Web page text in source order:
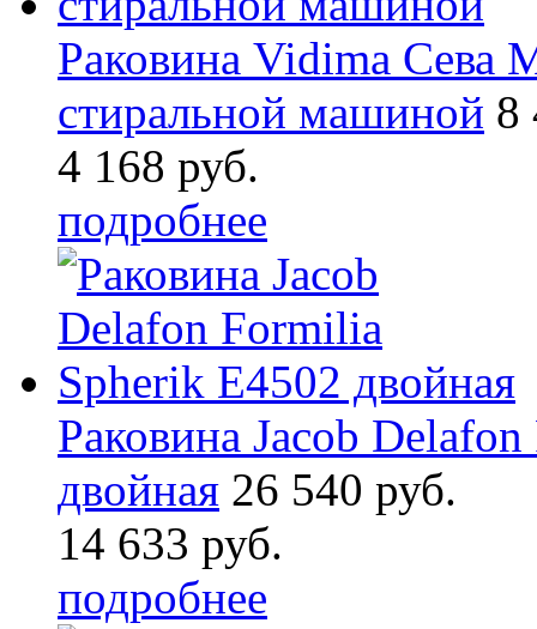
Раковина Vidima Сева
стиральной машиной 8
4 168 руб.
подробнее
Раковина Jacob
двойная 26 540 руб.
14 633 руб.
подробнее